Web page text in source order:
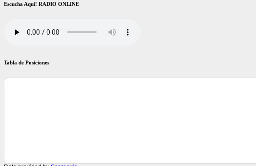
Escucha Aquí! RADIO ONLINE
Tabla de Posiciones